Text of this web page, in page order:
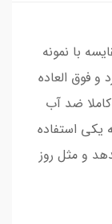
با نمونه
فوق العاده
ضد آب
یکی استفاده
و مثل روز